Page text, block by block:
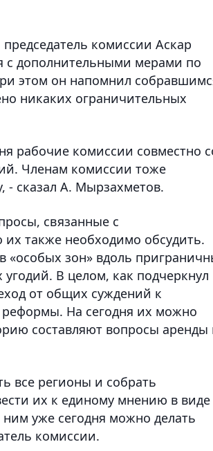
комиссии Аскар
с дополнительными мерами по
этом он напомнил
никаких ограничительных
рабочие комиссии совместно
Членам комиссии тоже
- сказал А. Мырзахметов.
связанные с
их также необходимо обсудить.
«особых зон» вдоль
В целом, как подчеркнул
от общих суждений к
На сегодня их можно
составляют вопросы аренды
все регионы и собрать
их к единому мнению в виде
уже сегодня можно делать
комиссии.